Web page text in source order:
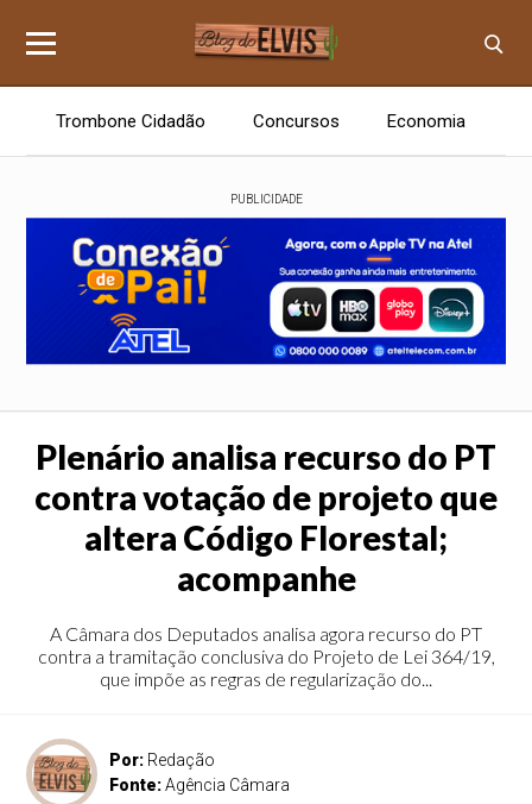
Trombone Cidadão Concursos Economia
PUBLICIDADE
Plenário analisa recurso do PT
contra votação de projeto que
altera Código Florestal;
acompanhe
A Câmara dos Deputados analisa agora recurso do PT
contra a tramitação conclusiva do Projeto de Lei 364/19,
que impõe as regras de regularização do...
Por: Redação
Fonte:Agência Câmara